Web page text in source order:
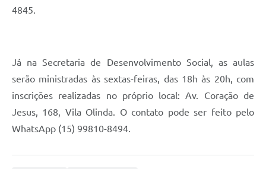
4845.
Já na Secretaria de Desenvolvimento Social, as aulas
serão ministradas às sextas-feiras, das 18h às 20h, com
inscrições realizadas no próprio local: Av. Coração de
Jesus, 168, Vila Olinda. O contato pode ser feito pelo
WhatsApp (15) 99810-8494.